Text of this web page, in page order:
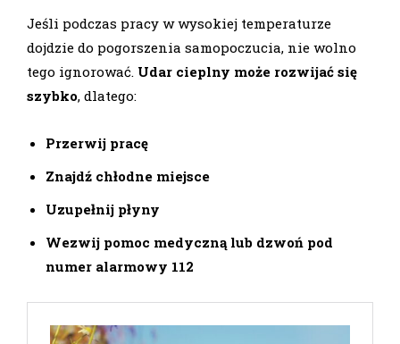
Jeśli podczas pracy w wysokiej temperaturze
dojdzie do pogorszenia samopoczucia, nie wolno
tego ignorować. Udar cieplny może rozwijać się
szybko, dlatego:
Przerwij pracę
Znajdź chłodne miejsce
Uzupełnij płyny
Wezwij pomoc medyczną lub dzwoń pod
numer alarmowy 112